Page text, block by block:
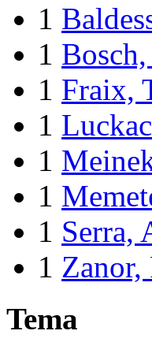
1
1
1 Fraix,
1
1
1
1 Serra,
1 Zanor,
Tema